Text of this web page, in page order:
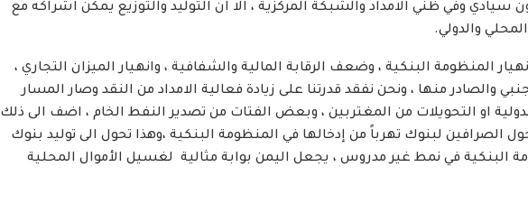
سيادي وفي ظني الامداد والشبكة المركزية ، الا ان التوليد والتوزيع يمكن اشراكه مع
والدولي.
المنظومة البنكية ، وضعف الرقابة المالية والشفافية ، وانهيار الميزان التجاري ،
والصادر منها ، ونحن نفقد قدرتنا على زيادة فعالية الامداد من النقد وصار المسار
الدولية او التحويلات من المغتربين ، وبعض الفتات من تصدير النفط الخام ، اضف الى ذلك
الصرافين لبنوك تهرباً من إدخالها في المنظومة البنكية ،وهذا تحول الى توليد بنوك
البنكية في نمط غير مدروس ، يجعل اليمن بوابة مثالية لغسيل الأموال المحلية